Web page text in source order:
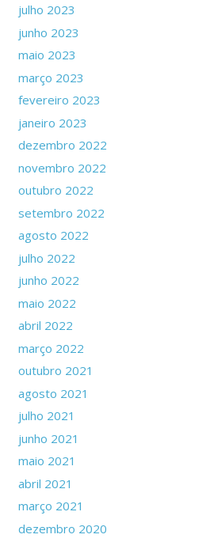
julho 2023
junho 2023
maio 2023
março 2023
fevereiro 2023
janeiro 2023
dezembro 2022
novembro 2022
outubro 2022
setembro 2022
agosto 2022
julho 2022
junho 2022
maio 2022
abril 2022
março 2022
outubro 2021
agosto 2021
julho 2021
junho 2021
maio 2021
abril 2021
março 2021
dezembro 2020